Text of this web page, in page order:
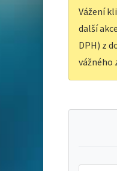
Vážení
další
DPH) z
vážného